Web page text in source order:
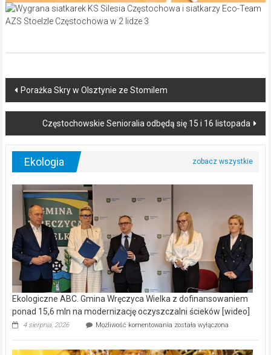
Post
navigation
Porażka Skry w Olsztynie ze Stomilem
Częstochowskie Senioralia odbędą się 15 i 16 listopada
Ekologia
Ekologiczne ABC. Gmina Wręczyca Wielka z dofinansowaniem
ponad 15,6 mln na modernizację oczyszczalni ścieków [wideo]
4 sierpnia, 2026 Możliwość komentowania Ekologiczne
została wyłączona